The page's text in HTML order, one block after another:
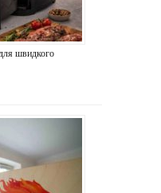
швидкого